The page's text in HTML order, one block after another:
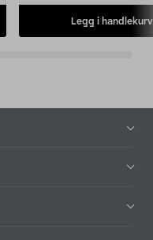
Legg i handlekurv